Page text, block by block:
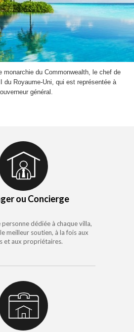
monarchie du Commonwealth, le chef de
du Royaume-Uni, qui est représentée à
général .
ou Concierge
personne dédiée à chaque villa,
meilleur soutien, à la fois aux
et aux propriétaires.